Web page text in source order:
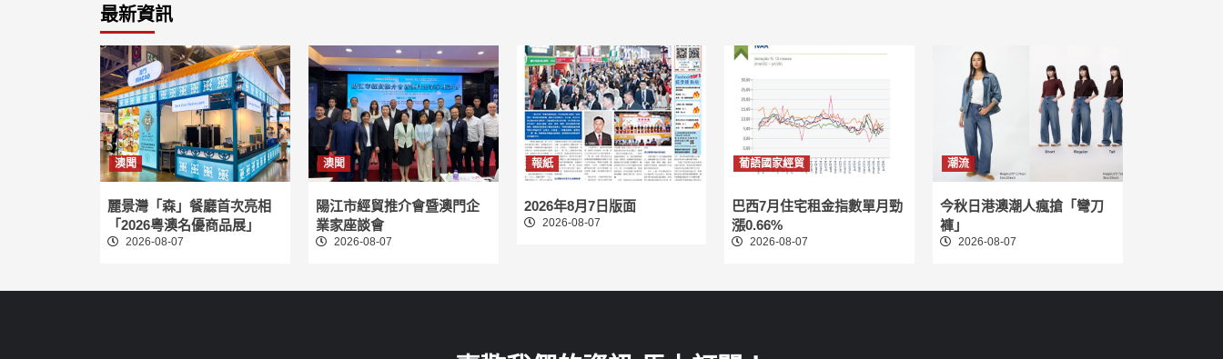
最新資訊
澳聞
麗景灣「森」餐廳首次亮相
「2026粵澳名優商品展」
2026-08-07
澳聞
陽江市經貿推介會暨澳門企
業家座談會
2026-08-07
報紙
2026年8月7日版面
2026-08-07
葡語國家經貿
巴西7月住宅租金指數單月勁
漲0.66%
2026-08-07
潮流
今秋日港澳潮人瘋搶「彎刀
褲」
2026-08-07